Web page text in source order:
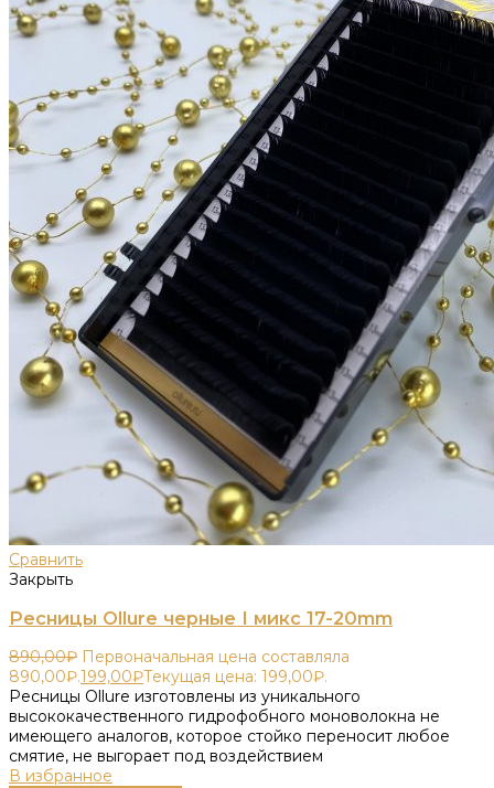
Сравнить
Закрыть
Ресницы Ollure черные I микс 17-20mm
890,00₽ Первоначальная цена составляла
890,00₽.199,00₽Текущая цена: 199,00₽.
Ресницы Ollure изготовлены из уникального
высококачественного гидрофобного моноволокна не
имеющего аналогов, которое стойко переносит любое
смятие, не выгорает под воздействием
В избранное